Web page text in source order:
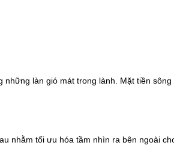
làn gió mát trong lành. Mặt tiền
nhằm tối ưu hóa tầm nhìn ra bên ngoài